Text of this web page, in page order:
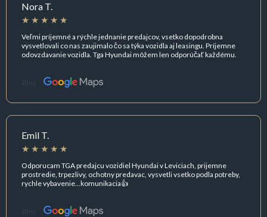
Nora T.
Veľmi príjemné a rýchle jednanie predajcov, vsetko dopodrobna
vysvetlovali co nas zaujimalo čo sa týka vozidla aj leasingu. Príjemne
odovzdavanie vozidla. Tga Hyundai môžem len odporúčať každému.
Zdroj:
Emil T.
Odporucam TGA predajcu vozidiel Hyundai v Leviciach, prijemne
prostredie, trpezlivy, ochotny predavac, vysvetli vsetko podla potreby,
rychle vybavenie...komunikacia👍
Zdroj: